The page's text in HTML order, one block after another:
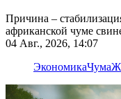
Причина –
африканской чуме
04 Авг., 2026, 14:07
ЭкономикаЧума